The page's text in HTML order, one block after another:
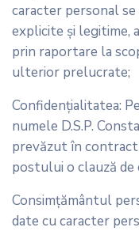
caracter personal
explicite şi legitime,
prin raportare la
ulterior prelucrate;
Confidenţialitatea:
numele D.S.P.
prevăzut în
postului o clauză
Consimţământul
date cu caracter